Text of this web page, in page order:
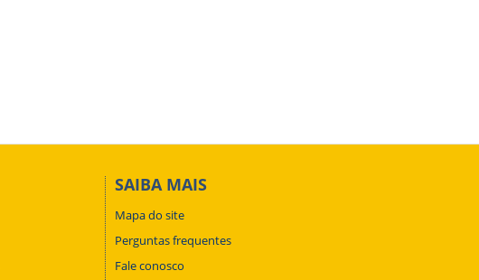
SAIBA MAIS
Mapa do site
Perguntas frequentes
Fale conosco